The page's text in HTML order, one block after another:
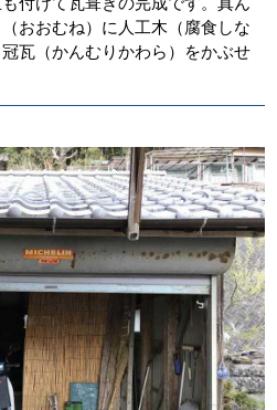
おおむね）に人工木（腐食しな
瓦（かんむりかわら）をかぶせ